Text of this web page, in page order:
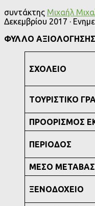
συντάκτης Μιχαήλ
Δεκεμβρίου 2017 ·
ΦΥΛΛΟ ΑΞΙΟΛΟΓΗΣΗΣ
ΣΧΟΛΕΙΟ
ΤΟΥΡΙΣΤΙΚΟ
ΠΡΟΟΡΙΣΜΟΣ
ΠΕΡΙΟΔΟΣ
ΜΕΣΟ
ΞΕΝΟΔΟΧΕΙΟ